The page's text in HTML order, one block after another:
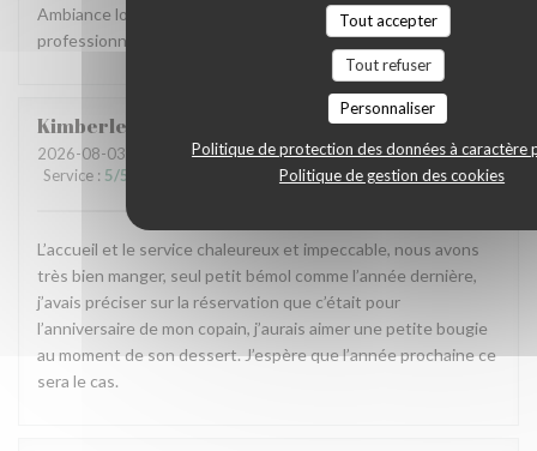
Tout accepter
Tout refuser
Personnaliser
Politique de protection des données à caractère
Politique de gestion des cookies
Ambiance locale et raffinée, accueil agréable et service
professionnel, carte originale et mets goûteux. Parfait.
Kimberley
2026-08-03 - 19:45 - Couverts 2
Service : 5/5 Cuisine:5/5 Qualité / Prix:5/5
L’accueil et le service chaleureux et impeccable, nous avons
très bien manger, seul petit bémol comme l’année dernière,
j’avais préciser sur la réservation que c’était pour
l’anniversaire de mon copain, j’aurais aimer une petite bougie
au moment de son dessert. J’espère que l’année prochaine ce
sera le cas.